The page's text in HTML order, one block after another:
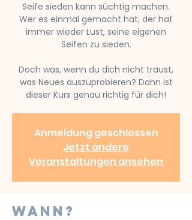
Seife sieden kann süchtig machen.
Wer es einmal gemacht hat, der hat
immer wieder Lust, seine eigenen
Seifen zu sieden.
Doch was, wenn du dich nicht traust,
was Neues auszuprobieren? Dann ist
dieser Kurs genau richtig für dich!
Anmeldung geschlossen
Jetzt andere
Veranstaltungen ansehen
Wann?